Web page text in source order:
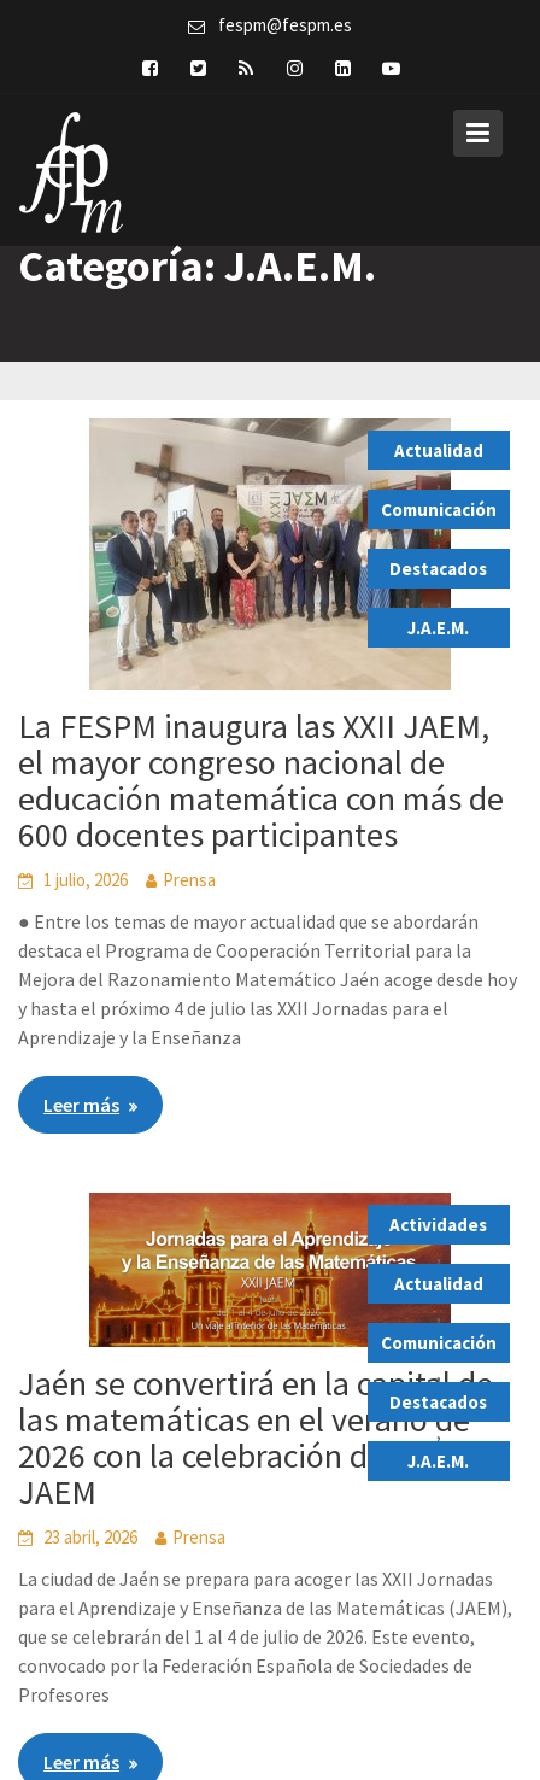
fespm@fespm.es
Categoría: J.A.E.M.
Actualidad
,
Comunicación
,
Destacados
,
J.A.E.M.
La FESPM inaugura las XXII JAEM,
el mayor congreso nacional de
educación matemática con más de
600 docentes participantes
1 julio, 2026 Prensa
● Entre los temas de mayor actualidad que se abordarán
destaca el Programa de Cooperación Territorial para la
Mejora del Razonamiento Matemático Jaén acoge desde hoy
y hasta el próximo 4 de julio las XXII Jornadas para el
Aprendizaje y la Enseñanza
Leer más
Actividades
,
Actualidad
,
Comunicación
,
Destacados
,
J.A.E.M.
Jaén se convertirá en la capital de
las matemáticas en el verano de
2026 con la celebración de las XXII
JAEM
23 abril, 2026 Prensa
La ciudad de Jaén se prepara para acoger las XXII Jornadas
para el Aprendizaje y Enseñanza de las Matemáticas (JAEM),
que se celebrarán del 1 al 4 de julio de 2026. Este evento,
convocado por la Federación Española de Sociedades de
Profesores
Leer más